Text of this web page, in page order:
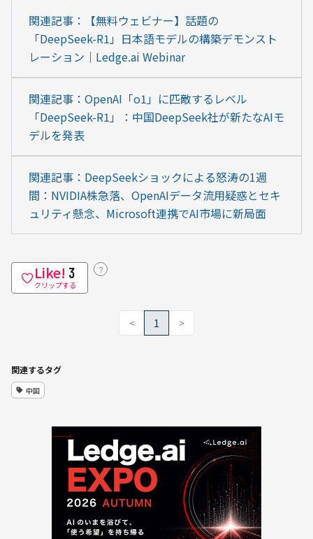
関連記事：【無料ウェビナー】話題の
「DeepSeek-R1」日本語モデルの構築デモンスト
レーション｜Ledge.ai Webinar
関連記事：OpenAI「o1」に匹敵するレベル
「DeepSeek-R1」：中国DeepSeek社が新たなAIモ
デルを発表
関連記事：DeepSeekショックによる怒涛の1週
間：NVIDIA株急落、OpenAIデータ流用疑惑とセキ
ュリティ懸念、Microsoft連携でAI市場に新局面
Like! 3
クリップする
？
< 1 >
関連するタグ
中国